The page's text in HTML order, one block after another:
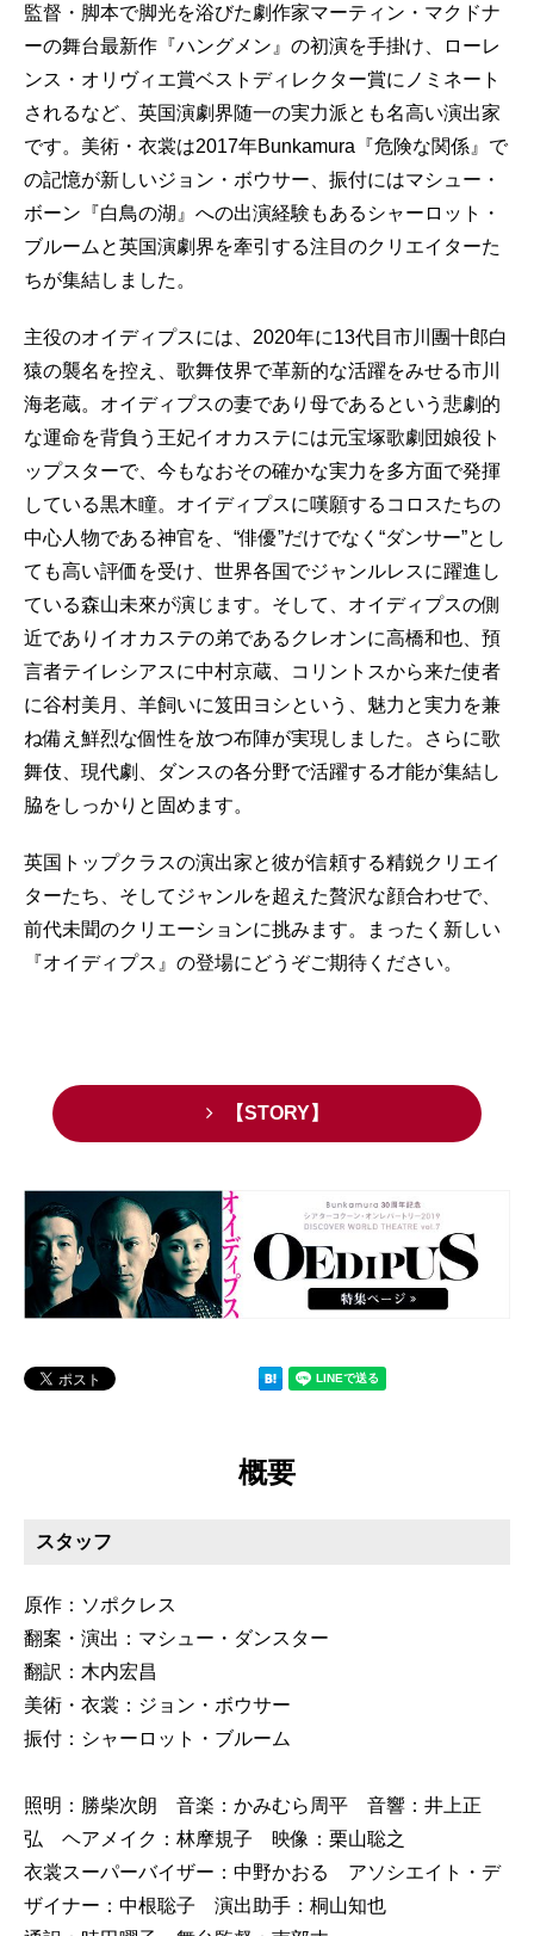
監督・脚本で脚光を浴びた劇作家マーティン・マクドナ
ーの舞台最新作『ハングメン』の初演を手掛け、ローレ
ンス・オリヴィエ賞ベストディレクター賞にノミネート
されるなど、英国演劇界随一の実力派とも名高い演出家
です。美術・衣裳は2017年Bunkamura『危険な関係』で
の記憶が新しいジョン・ボウサー、振付にはマシュー・
ボーン『白鳥の湖』への出演経験もあるシャーロット・
ブルームと英国演劇界を牽引する注目のクリエイターた
ちが集結しました。
主役のオイディプスには、2020年に13代目市川團十郎白
猿の襲名を控え、歌舞伎界で革新的な活躍をみせる市川
海老蔵。オイディプスの妻であり母であるという悲劇的
な運命を背負う王妃イオカステには元宝塚歌劇団娘役ト
ップスターで、今もなおその確かな実力を多方面で発揮
している黒木瞳。オイディプスに嘆願するコロスたちの
中心人物である神官を、“俳優”だけでなく“ダンサー”とし
ても高い評価を受け、世界各国でジャンルレスに躍進し
ている森山未來が演じます。そして、オイディプスの側
近でありイオカステの弟であるクレオンに高橋和也、預
言者テイレシアスに中村京蔵、コリントスから来た使者
に谷村美月、羊飼いに笈田ヨシという、魅力と実力を兼
ね備え鮮烈な個性を放つ布陣が実現しました。さらに歌
舞伎、現代劇、ダンスの各分野で活躍する才能が集結し
脇をしっかりと固めます。
英国トップクラスの演出家と彼が信頼する精鋭クリエイ
ターたち、そしてジャンルを超えた贅沢な顔合わせで、
前代未聞のクリエーションに挑みます。まったく新しい
『オイディプス』の登場にどうぞご期待ください。
【STORY】
概要
スタッフ
原作：ソポクレス
翻案・演出：マシュー・ダンスター
翻訳：木内宏昌
美術・衣裳：ジョン・ボウサー
振付：シャーロット・ブルーム
照明：勝柴次朗 音楽：かみむら周平 音響：井上正
弘 ヘアメイク：林摩規子 映像：栗山聡之
衣裳スーパーバイザー：中野かおる アソシエイト・デ
ザイナー：中根聡子 演出助手：桐山知也